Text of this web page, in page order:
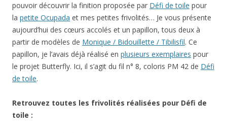
pouvoir découvrir la finition proposée par Défi de toile pour
la petite Ocupada et mes petites frivolités… Je vous présente
aujourd’hui des cœurs accolés et un papillon, tous deux à
partir de modèles de Monique / Bidouillette / Tibilisfil. Ce
papillon, je l’avais déjà réalisé en plusieurs exemplaires pour
le projet Butterfly. Ici, il s’agit du fil n° 8, coloris PM 42 de Défi
de toile.
Retrouvez toutes les frivolités réalisées pour Défi de
toile :